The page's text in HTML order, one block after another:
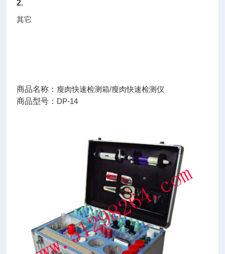
2.
其它
商品名称：瘦肉快速检测箱/瘦肉快速检测仪
商品型号： DP-14